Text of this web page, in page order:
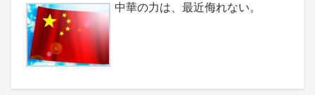
中華の力は、最近侮れない。